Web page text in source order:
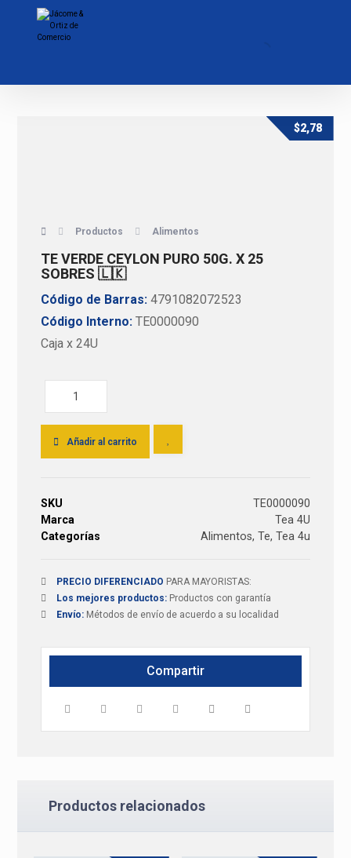
Productos Alimentos
TE VERDE CEYLON PURO 50G. X 25
SOBRES 🇱🇰
$2,78
Código de Barras: 4791082072523
Código Interno: TE0000090
Caja x 24U
Añadir al carrito
SKU
TE0000090
Marca
Tea 4U
Categorías
Alimentos, Te, Tea 4u
PRECIO DIFERENCIADO PARA MAYORISTAS:
Los mejores productos: Productos con garantía
Envío: Métodos de envío de acuerdo a su localidad
Productos relacionados